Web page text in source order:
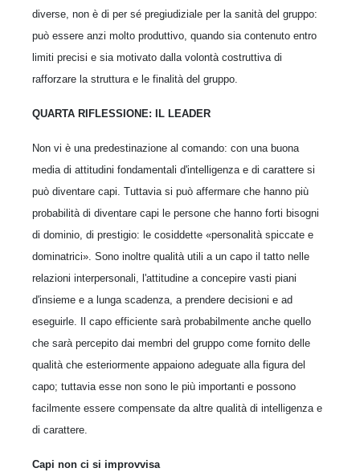
diverse, non è di per sé pregiudiziale per la sanità del gruppo:
può essere anzi molto produttivo, quando sia contenuto entro
limiti precisi e sia motivato dalla volontà costruttiva di
rafforzare la struttura e le finalità del gruppo.
QUARTA RIFLESSIONE: IL LEADER
Non vi è una predestinazione al comando: con una buona
media di attitudini fondamentali d'intelligenza e di carattere si
può diventare capi. Tuttavia si può affermare che hanno più
probabilità di diventare capi le persone che hanno forti bisogni
di dominio, di prestigio: le cosiddette «personalità spiccate e
dominatrici». Sono inoltre qualità utili a un capo il tatto nelle
relazioni interpersonali, l'attitudine a concepire vasti piani
d'insieme e a lunga scadenza, a prendere decisioni e ad
eseguirle. Il capo efficiente sarà probabilmente anche quello
che sarà percepito dai membri del gruppo come fornito delle
qualità che esteriormente appaiono adeguate alla figura del
capo; tuttavia esse non sono le più importanti e possono
facilmente essere compensate da altre qualità di intelligenza e
di carattere.
Capi non ci si improvvisa